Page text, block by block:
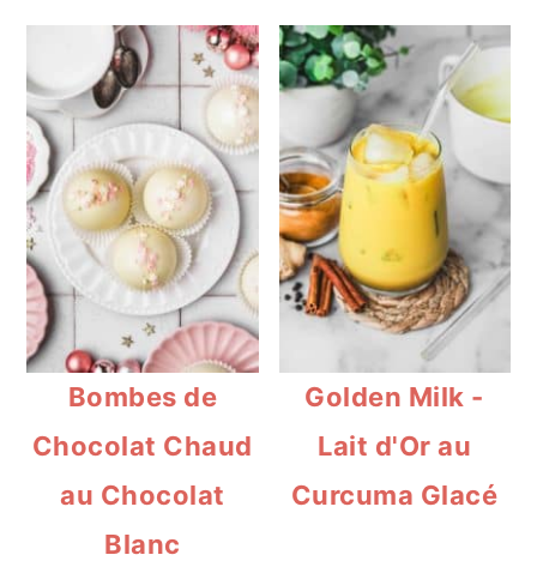
Bombes de
Chocolat Chaud
au Chocolat
Blanc
Golden Milk -
Lait d'Or au
Curcuma Glacé